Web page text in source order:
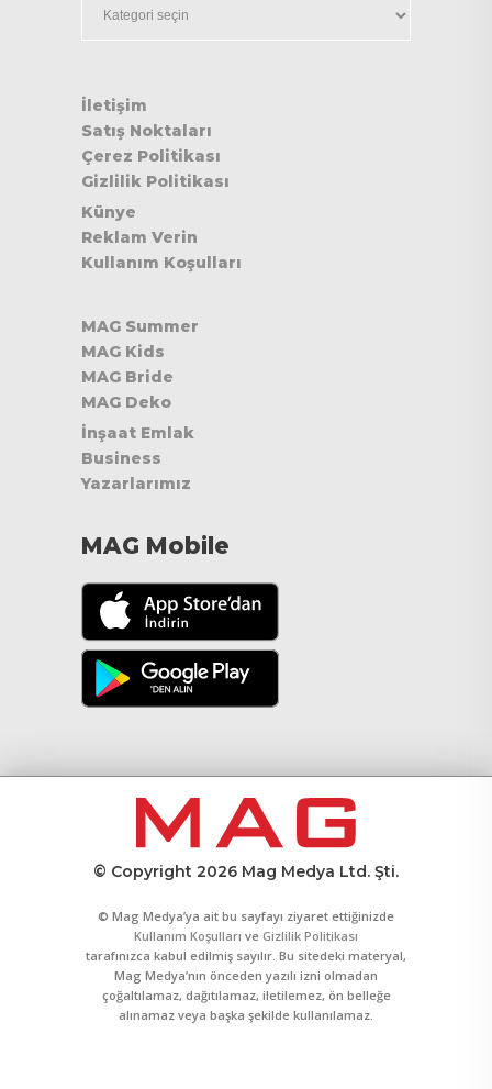
İletişim
Satış Noktaları
Çerez Politikası
Gizlilik Politikası
Künye
Reklam Verin
Kullanım Koşulları
MAG Summer
MAG Kids
MAG Bride
MAG Deko
İnşaat Emlak
Business
Yazarlarımız
MAG Mobile
© Copyright 2026 Mag Medya Ltd. Şti.
© Mag Medya’ya ait bu sayfayı ziyaret ettiğinizde
Kullanım Koşulları ve Gizlilik Politikası
tarafınızca kabul edilmiş sayılır. Bu sitedeki materyal,
Mag Medya’nın önceden yazılı izni olmadan
çoğaltılamaz, dağıtılamaz, iletilemez, ön belleğe
alınamaz veya başka şekilde kullanılamaz.